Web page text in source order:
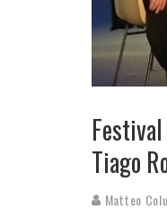
Tiago
Matteo